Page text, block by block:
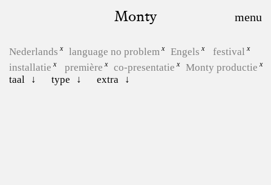
Monty
Nederlands language no problem Engels
festival
installatie
première co-presentatie
Monty productie
taal
type extra